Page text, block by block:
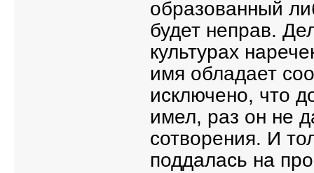
образованный
будет неправ.
культурах
имя обладает
исключено, что
имел, раз он не
сотворения. И
поддалась на